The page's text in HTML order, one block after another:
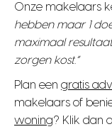
Onze makelaars
hebben maar 1
maximaal
zorgen kost.”
Plan een gratis
makelaars of
woning? Klik dan